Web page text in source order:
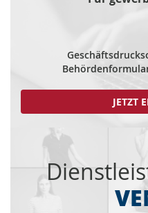
JETZT